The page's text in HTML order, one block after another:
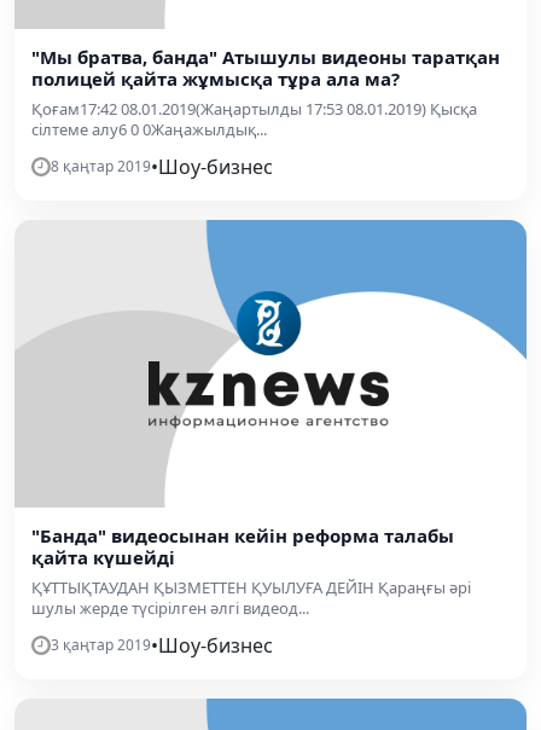
"Мы братва, банда" Атышулы видеоны таратқан
полицей қайта жұмысқа тұра ала ма?
Қоғам17:42 08.01.2019(Жаңартылды 17:53 08.01.2019) Қысқа
сілтеме алу6 0 0Жаңажылдық...
8 қаңтар 2019•Шоу-бизнес
"Банда" видеосынан кейін реформа талабы
қайта күшейді
ҚҰТТЫҚТАУДАН ҚЫЗМЕТТЕН ҚУЫЛУҒА ДЕЙІН Қараңғы әрі
шулы жерде түсірілген әлгі видеод...
3 қаңтар 2019•Шоу-бизнес